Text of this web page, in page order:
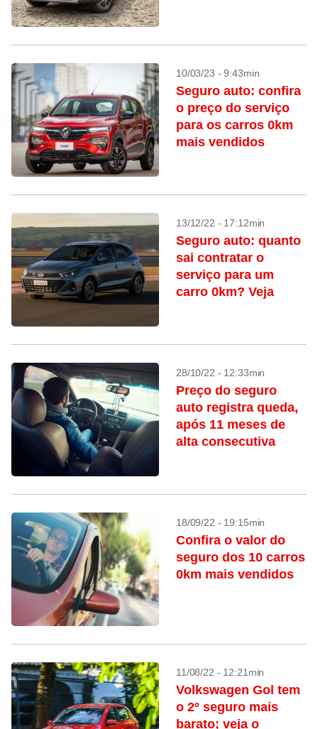
10/03/23 - 9:43min
Seguro auto: confira
o preço do serviço
para os carros 0km
mais vendidos
13/12/22 - 17:12min
Seguro auto: quanto
sai contratar o
serviço para um
carro 0km? Veja
28/10/22 - 12:33min
Preço do seguro
auto registra queda,
após 11 meses de
alta consecutiva
18/09/22 - 19:15min
Confira o valor do
seguro dos 10 carros
0km mais vendidos
11/08/22 - 12:21min
Volkswagen Gol tem
o 2º seguro mais
barato; veja o